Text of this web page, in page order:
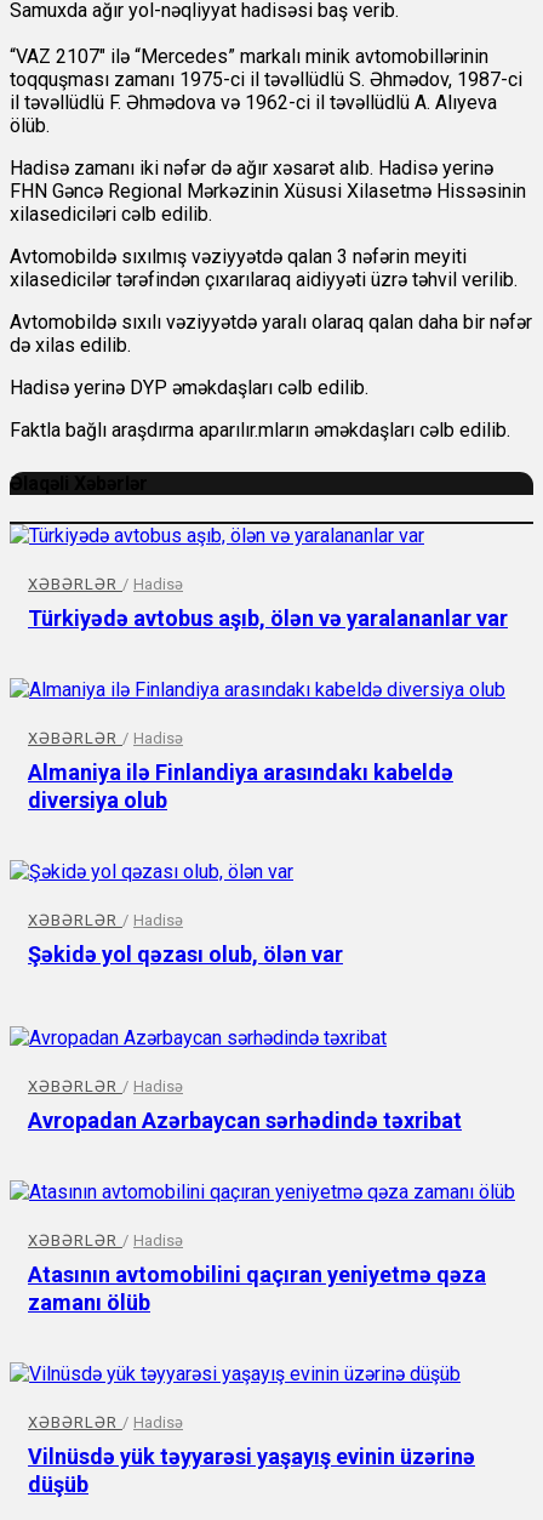
Samuxda ağır yol-nəqliyyat hadisəsi baş verib.
“VAZ 2107" ilə “Mercedes” markalı minik avtomobillərinin
toqquşması zamanı 1975-ci il təvəllüdlü S. Əhmədov, 1987-ci
il təvəllüdlü F. Əhmədova və 1962-ci il təvəllüdlü A. Alıyeva
ölüb.
Hadisə zamanı iki nəfər də ağır xəsarət alıb. Hadisə yerinə
FHN Gəncə Regional Mərkəzinin Xüsusi Xilasetmə Hissəsinin
xilasediciləri cəlb edilib.
Avtomobildə sıxılmış vəziyyətdə qalan 3 nəfərin meyiti
xilasedicilər tərəfindən çıxarılaraq aidiyyəti üzrə təhvil verilib.
Avtomobildə sıxılı vəziyyətdə yaralı olaraq qalan daha bir nəfər
də xilas edilib.
Hadisə yerinə DYP əməkdaşları cəlb edilib.
Faktla bağlı araşdırma aparılır.mların əməkdaşları cəlb edilib.
Əlaqəli Xəbərlər
XƏBƏRLƏR / Hadisə
Türkiyədə avtobus aşıb, ölən və yaralananlar var
XƏBƏRLƏR / Hadisə
Almaniya ilə Finlandiya arasındakı kabeldə
diversiya olub
XƏBƏRLƏR / Hadisə
Şəkidə yol qəzası olub, ölən var
XƏBƏRLƏR / Hadisə
Avropadan Azərbaycan sərhədində təxribat
XƏBƏRLƏR / Hadisə
Atasının avtomobilini qaçıran yeniyetmə qəza
zamanı ölüb
XƏBƏRLƏR / Hadisə
Vilnüsdə yük təyyarəsi yaşayış evinin üzərinə
düşüb